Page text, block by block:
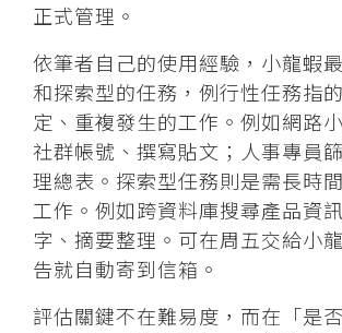
正式管理。
依筆者自己的使用經驗，小龍蝦
和探索型的任務，例行性任務指
定、重複發生的工作。例如網路
社群帳號、撰寫貼文；人事專員
理總表。探索型任務則是需長時
工作。例如跨資料庫搜尋產品資
字、摘要整理。可在周五交給小
告就自動寄到信箱。
評估關鍵不在難易度，而在「是否